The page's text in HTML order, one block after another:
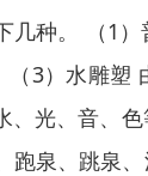
几种。 （1
3）水雕塑
、光、音、
跑泉、跳泉